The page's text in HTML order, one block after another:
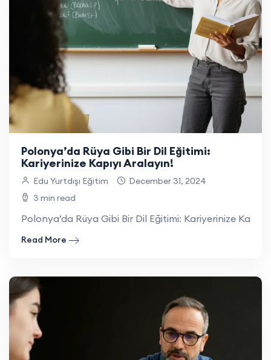
Polonya’da Rüya Gibi Bir Dil Eğitimi:
Kariyerinize Kapıyı Aralayın!
Edu Yurtdışı Eğitim
December 31, 2024
3 min read
Polonya’da Rüya Gibi Bir Dil Eğitimi: Kariyerinize
Read More